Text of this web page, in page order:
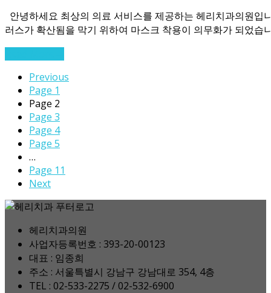
안녕하세요 최상의 의료 서비스를 제공하는 헤리치과의원
러스가 확산됨을 막기 위하여 마스크 착용이 의무화가 되었
Previous
Page 1
Page 2
Page 3
Page 4
Page 5
…
Page 11
Next
헤리치과의원
사업자등록번호 : 393-20-00123
대표 : 임종희
주소 : 서울특별시 강남구 강남대로 354, 4층
TEL : 02-533-2275 / 02-532-6900